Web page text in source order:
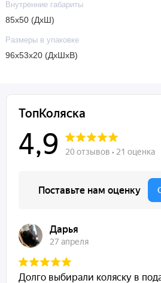
Внутренние габариты
85х50 (ДхШ)
Размеры в упаковке
96х53х20 (ДхШхВ)